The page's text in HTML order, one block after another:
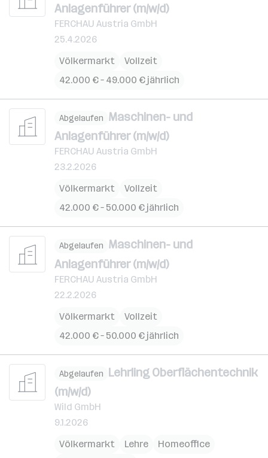
Anlagenführer (m/w/d)
FERCHAU Austria GmbH
25.4.2026
Völkermarkt
Vollzeit
42.000 € – 49.000 € jährlich
Abgelaufen Maschinen- und
Anlagenführer (m/w/d)
FERCHAU Austria GmbH
23.2.2026
Völkermarkt
Vollzeit
42.000 € – 50.000 € jährlich
Abgelaufen Maschinen- und
Anlagenführer (m/w/d)
FERCHAU Austria GmbH
22.2.2026
Völkermarkt
Vollzeit
42.000 € – 50.000 € jährlich
Abgelaufen Lehrling Oberflächentechnik
(m/w/d)
Wild GmbH
9.1.2026
Völkermarkt
Lehre
Homeoffice